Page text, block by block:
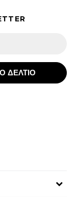
ΔΕΛΤΙΟ